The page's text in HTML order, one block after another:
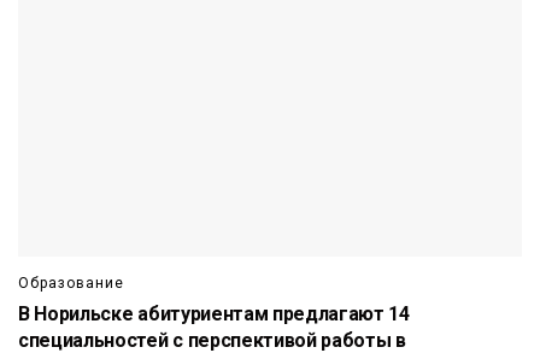
Образование
В Норильске абитуриентам предлагают 14
специальностей с перспективой работы в